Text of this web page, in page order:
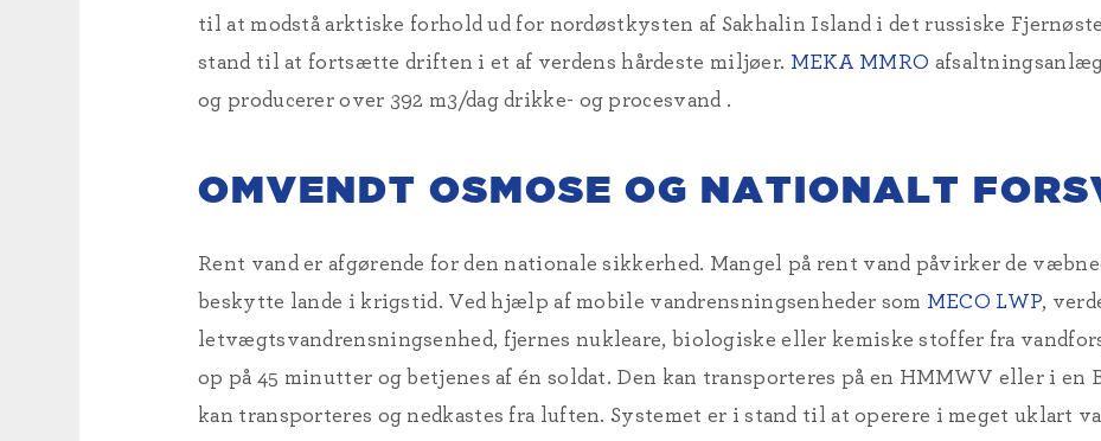
til at modstå arktiske forhold ud for nordøstkysten af Sakhalin Island i det russiske
stand til at fortsætte driften i et af verdens hårdeste miljøer. MEKA MMRO
og producerer over 392 m3/dag drikke- og procesvand .
OMVENDT OSMOSE OG NATIONALT
Rent vand er afgørende for den nationale sikkerhed. Mangel på rent vand påvirker de
beskytte lande i krigstid. Ved hjælp af mobile vandrensningsenheder som MECO LWP,
letvægtsvandrensningsenhed, fjernes nukleare, biologiske eller kemiske stoffer fra
op på 45 minutter og betjenes af én soldat. Den kan transporteres på en HMMWV eller i en
kan transporteres og nedkastes fra luften. Systemet er i stand til at operere i meget uklart